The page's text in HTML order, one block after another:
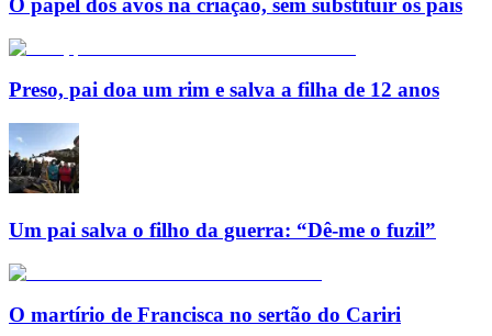
O papel dos avós na criação, sem substituir os pais
Preso, pai doa um rim e salva a filha de 12 anos
Um pai salva o filho da guerra: “Dê-me o fuzil”
O martírio de Francisca no sertão do Cariri